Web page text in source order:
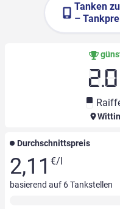
Tanken
–
Durchschnittspreis
2,11 €/l
basierend auf 6Tankstellen